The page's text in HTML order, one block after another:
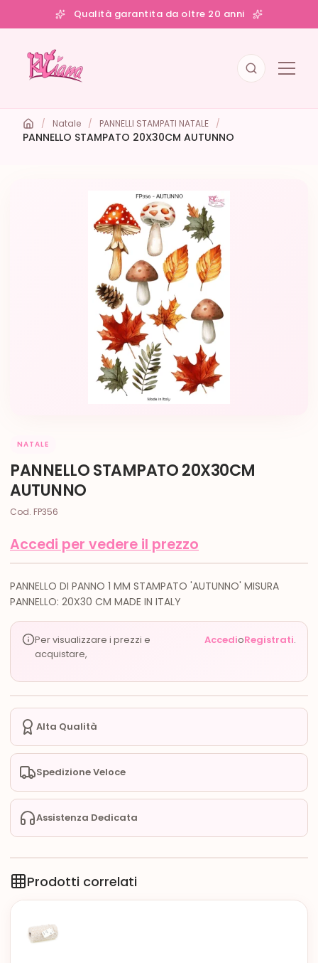
Qualità garantita da oltre 20 anni
/ Natale / PANNELLI STAMPATI NATALE /
PANNELLO STAMPATO 20X30CM AUTUNNO
NATALE
PANNELLO STAMPATO 20X30CM
AUTUNNO
Cod. FP356
Accedi per vedere il prezzo
PANNELLO DI PANNO 1 MM STAMPATO 'AUTUNNO' MISURA
PANNELLO: 20X30 CM MADE IN ITALY
Per visualizzare i prezzi e
acquistare,
AccedioRegistrati.
Alta Qualità
Spedizione Veloce
Assistenza Dedicata
Prodotti correlati